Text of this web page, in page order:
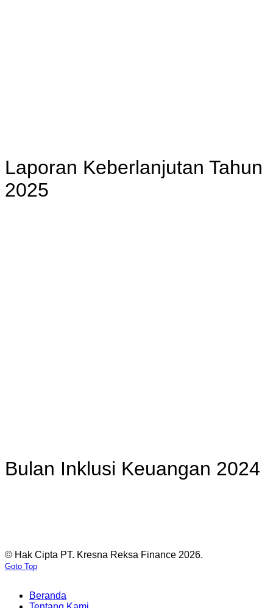
Laporan Keberlanjutan Tahun
2025
Bulan Inklusi Keuangan 2024
© Hak Cipta PT. Kresna Reksa Finance 2026.
Goto Top
Beranda